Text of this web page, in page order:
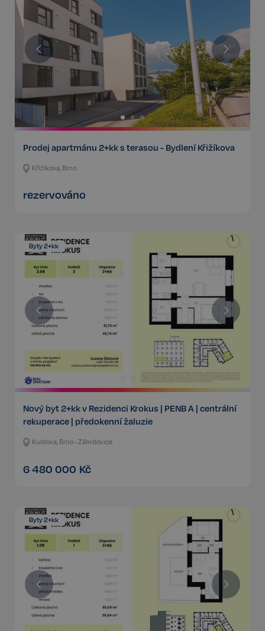
Prodej apartmánu 2+kk s terasou - Bydlení Křižíkova
Křižíkova, Brno
rezervováno
Byty 2+kk
Nový byt 2+kk v Rezidenci Krokus | PENB A | centrální
rekuperace | předokenní žaluzie
Kuldova, Brno - Zábrdovice
6 480 000 Kč
Byty 2+kk